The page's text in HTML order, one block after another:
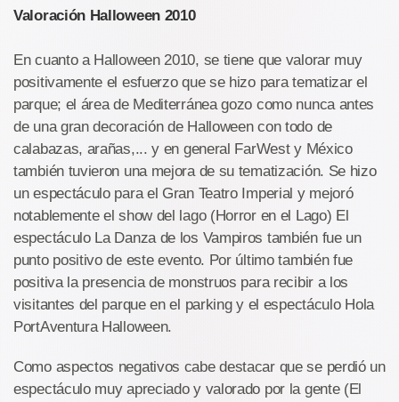
Valoración Halloween 2010
En cuanto a Halloween 2010, se tiene que valorar muy
positivamente el esfuerzo que se hizo para tematizar el
parque; el área de Mediterránea gozo como nunca antes
de una gran decoración de Halloween con todo de
calabazas, arañas,... y en general FarWest y México
también tuvieron una mejora de su tematización. Se hizo
un espectáculo para el Gran Teatro Imperial y mejoró
notablemente el show del lago (Horror en el Lago) El
espectáculo La Danza de los Vampiros también fue un
punto positivo de este evento. Por último también fue
positiva la presencia de monstruos para recibir a los
visitantes del parque en el parking y el espectáculo Hola
PortAventura Halloween.
Como aspectos negativos cabe destacar que se perdió un
espectáculo muy apreciado y valorado por la gente (El